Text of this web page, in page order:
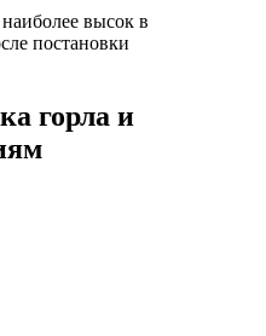
высок в
постановки
горла и